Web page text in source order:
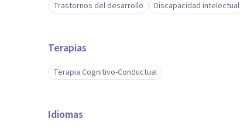
Trastornos del desarrollo
Discapacidad intelectual
Terapias
Terapia Cognitivo-Conductual
Idiomas